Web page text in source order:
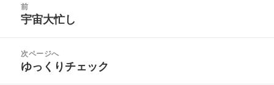
前
前
投
稿:
宇宙大忙し
次ページへ
次
ゆっくりチェック